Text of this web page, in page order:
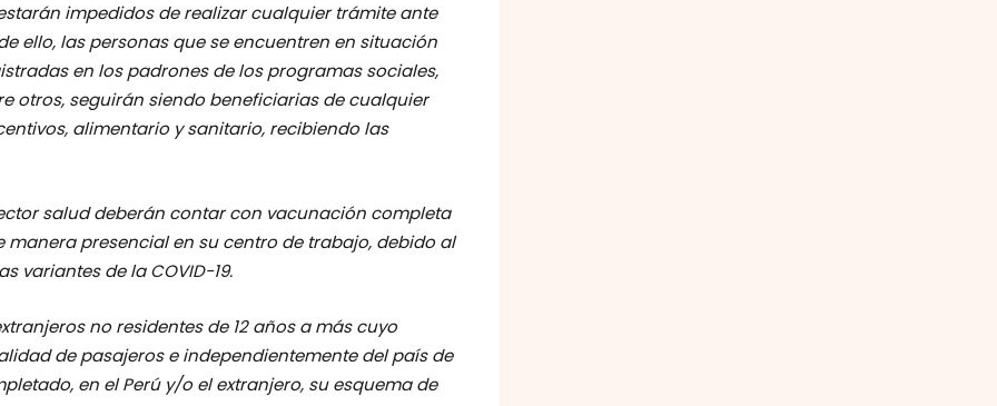
impedidos de realizar cualquier trámite ante
ello, las personas que se encuentren en situación
en los padrones de los programas sociales,
otros, seguirán siendo beneficiarias de cualquier
alimentario y sanitario, recibiendo las
salud deberán contar con vacunación completa
presencial en su centro de trabajo, debido al
variantes de la COVID-19.
no residentes de 12 años a más cuyo
de pasajeros e independientemente del país de
en el Perú y/o el extranjero, su esquema de